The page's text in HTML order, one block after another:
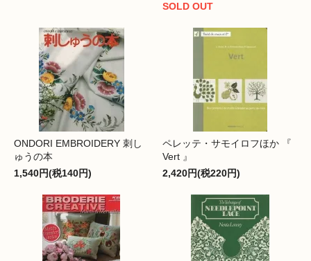
SOLD OUT
ONDORI EMBROIDERY 刺し
ゅうの本
1,540円(税140円)
ペレッテ・サモイロフほか 『
Vert 』
2,420円(税220円)